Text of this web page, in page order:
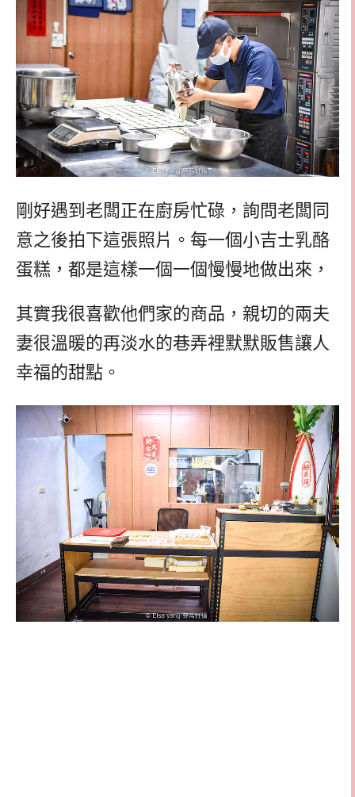
剛好遇到老闆正在廚房忙碌，詢問老闆同
意之後拍下這張照片。每一個小吉士乳酪
蛋糕，都是這樣一個一個慢慢地做出來，
其實我很喜歡他們家的商品，親切的兩夫
妻很溫暖的再淡水的巷弄裡默默販售讓人
幸福的甜點。